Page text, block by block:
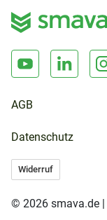
AGB
Datenschutz
Widerruf
© 2026 smava.de